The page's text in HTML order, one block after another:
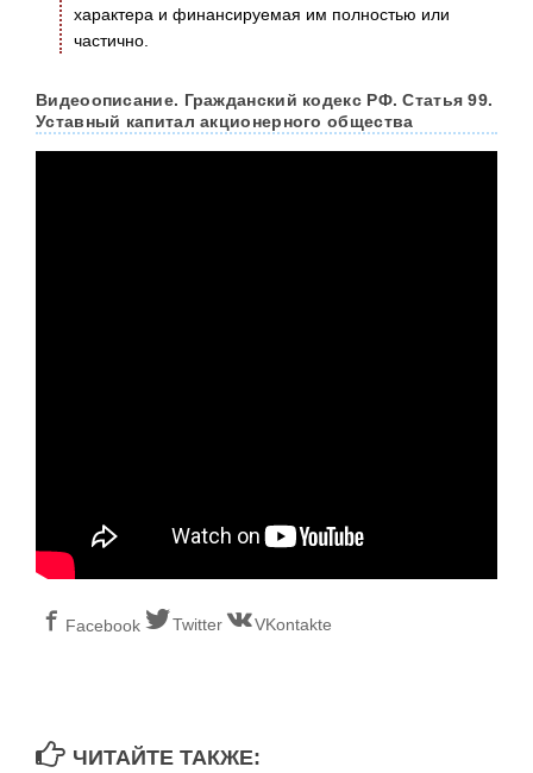
характера и финансируемая им полностью или
частично.
Видеоописание. Гражданский кодекс РФ. Статья 99.
Уставный капитал акционерного общества
Facebook Twitter VKontakte
ЧИТАЙТЕ ТАКЖЕ: